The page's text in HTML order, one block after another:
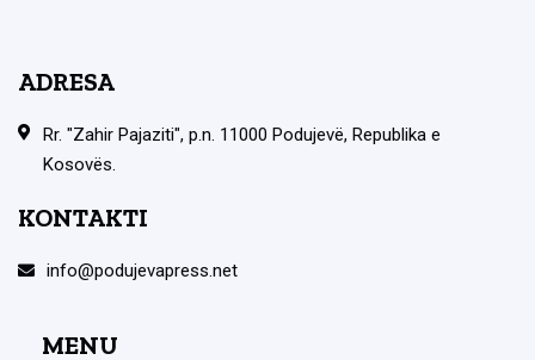
ADRESA
Rr. "Zahir Pajaziti", p.n. 11000 Podujevë, Republika e
Kosovës.
KONTAKTI
info@podujevapress.net
MENU